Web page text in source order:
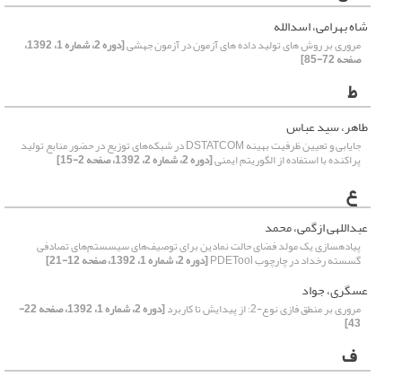
شاه بهرامی، اسدالله
مروری بر روش های تولید داده های آزمون در آزمون جهشی [دوره 2، شماره 1، 1392،
صفحه 72-85]
ط
طاهر، سید عباس
جایابی و تعیین ظرفیت بهینه DSTATCOM در شبکه‌های توزیع در حضور منابع تولید
پراکنده با استفاده از الگوریتم ایمنی[دوره 2، شماره 2، 1392، صفحه 2-15]
ع
عبداللهی ازگمی، محمد
پیاده‏سازی یک مولد فضای حالت نمادین برای توصیف‌های سیسستم‌های تصادفی
گسسته رخداد در چارچوب PDETool [دوره 2، شماره 1، 1392، صفحه 12-21]
عسگری، جواد
مروری بر منطق فازی نوع-2: از پیدایش تا کاربرد [دوره 2، شماره 1، 1392، صفحه 22-
43]
ف